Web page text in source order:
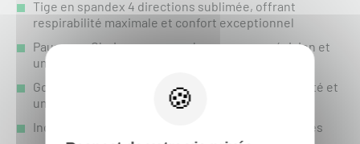
Tige en spandex 4 directions sublimée, offrant
respirabilité maximale et confort exceptionnel
Paume en Clarino monocouche pour une précision et
un contrôle accrus
Goussets en spandex aux doigts pour une flexibilité et
une agilité optimales
Index et pouce compatibles avec les écrans tactiles